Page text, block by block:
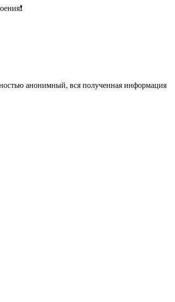
анонимный, вся полученная информация